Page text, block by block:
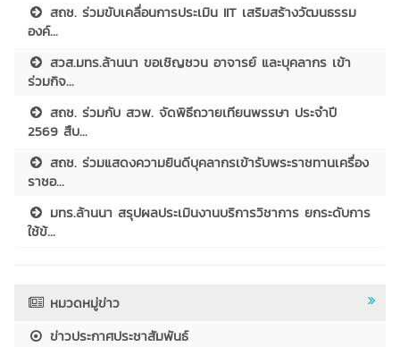
สถช. ร่วมขับเคลื่อนการประเมิน IIT เสริมสร้างวัฒนธรรม
องค์...
สวส.มทร.ล้านนา ขอเชิญชวน อาจารย์ และบุคลากร เข้า
ร่วมกิจ...
สถช. ร่วมกับ สวพ. จัดพิธีถวายเทียนพรรษา ประจำปี
2569 สืบ...
สถช. ร่วมแสดงความยินดีบุคลากรเข้ารับพระราชทานเครื่อง
ราชอ...
มทร.ล้านนา สรุปผลประเมินงานบริการวิชาการ ยกระดับการ
ใช้ข้...
หมวดหมู่ข่าว
ข่าวประกาศประชาสัมพันธ์